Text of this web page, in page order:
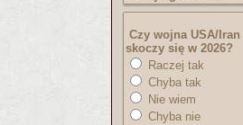
Czy wojna USA/Iran
skoczy się w 2026?
Raczej tak
Chyba tak
Nie wiem
Chyba nie